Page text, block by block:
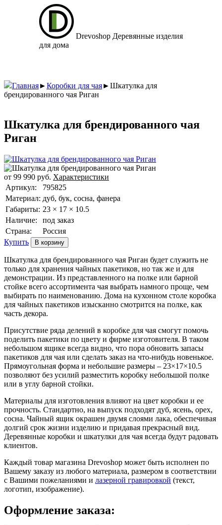
Drevoshop Деревянные изделия
для дома
Главная►Коробки для чая►Шкатулка для
брендированного чая Риган
Шкатулка для брендированного чая
Риган
от 99 990 руб. Характеристики
Артикул:
795825
Материал: дуб, бук, сосна, фанера
Габариты: 23 × 17 × 10.5
Наличие:
под заказ
Страна:
Россия
Купить
Шкатулка для брендированного чая Риган будет служить не
только для хранения чайных пакетиков, но так же и для
демонстрации. Из представленного на полке или барной
стойке всего ассортимента чая выбрать намного проще, чем
выбирать по наименованию. Дома на кухонном столе коробка
для чайных пакетиков изысканно смотрится на полке, как
часть декора.
Присутствие ряда делений в коробке для чая смогут помочь
поделить пакетики по цвету и фирме изготовителя. В таком
небольшом ящике всегда видно, что пора обновить запасы
пакетиков для чая или сделать заказ на что-нибудь новенькое.
Прямоугольная форма и небольшие размеры – 23×17×10.5
позволяют без усилий разместить коробку небольшой полке
или в углу барной стойки.
Материалы для изготовления влияют на цвет коробки и ее
прочность. Стандартно, на выпуск подходят дуб, ясень, орех,
сосна. Чайный ящик окрашен двумя слоями лака, обеспечивая
долгий срок жизни изделию и придавая прекрасный вид.
Деревянные коробки и шкатулки для чая всегда будут радовать
клиентов.
Каждый товар магазина Drevoshop может быть исполнен по
Вашему заказу из любого материала, размером в соответствии
с Вашими пожеланиями и лазерной гравировкой (текст,
логотип, изображение).
Оформление заказа: